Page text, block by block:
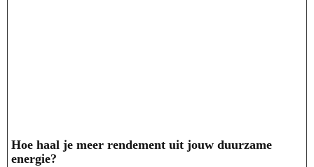
Hoe haal je meer rendement uit jouw duurzame
energie?